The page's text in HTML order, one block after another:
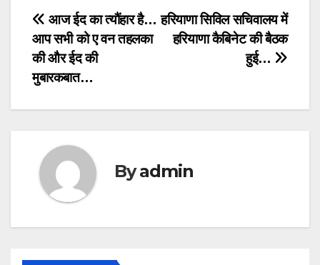
Post
navigation
हरियाणा सिविल सचिवालय में
हरियाणा कैबिनेट की बैठक
हुई…
आज ईद का त्यौंहार है…
आप सभी को ए वन तहलका
की और ईद की
मुबारकबात…
Byadmin